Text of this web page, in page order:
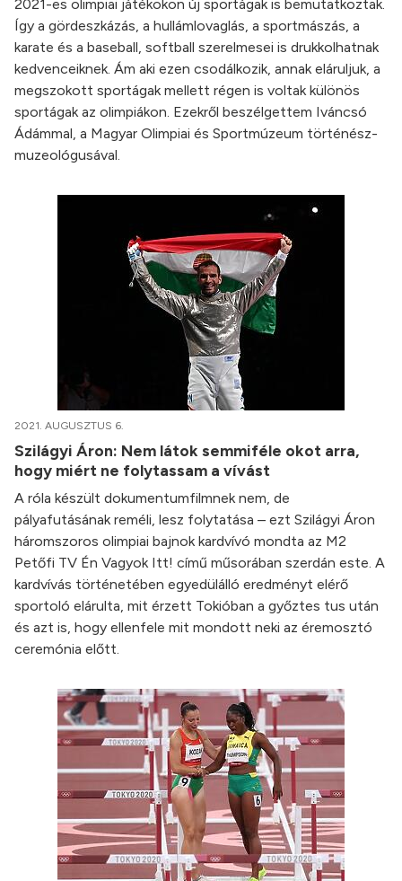
2021-es olimpiai játékokon új sportágak is bemutatkoztak.
Így a gördeszkázás, a hullámlovaglás, a sportmászás, a
karate és a baseball, softball szerelmesei is drukkolhatnak
kedvenceiknek. Ám aki ezen csodálkozik, annak eláruljuk, a
megszokott sportágak mellett régen is voltak különös
sportágak az olimpiákon. Ezekről beszélgettem Iváncsó
Ádámmal, a Magyar Olimpiai és Sportmúzeum történész-
muzeológusával.
2021. AUGUSZTUS 6.
Szilágyi Áron: Nem látok semmiféle okot arra,
hogy miért ne folytassam a vívást
A róla készült dokumentumfilmnek nem, de
pályafutásának reméli, lesz folytatása – ezt Szilágyi Áron
háromszoros olimpiai bajnok kardvívó mondta az M2
Petőfi TV Én Vagyok Itt! című műsorában szerdán este. A
kardvívás történetében egyedülálló eredményt elérő
sportoló elárulta, mit érzett Tokióban a győztes tus után
és azt is, hogy ellenfele mit mondott neki az éremosztó
ceremónia előtt.